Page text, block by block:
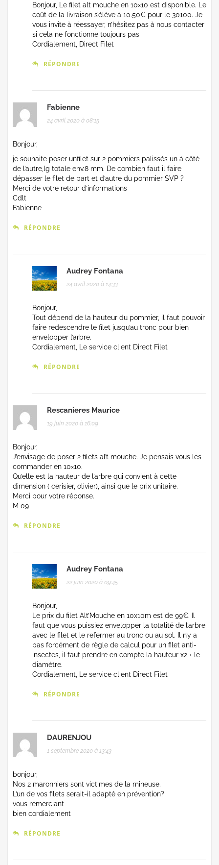
Bonjour, Le filet alt mouche en 10×10 est disponible. Le
coût de la livraison s’élève à 10.50€ pour le 30100. Je
vous invite à réessayer, n’hésitez pas à nous contacter
si cela ne fonctionne toujours pas
Cordialement, Direct Filet
RÉPONDRE
Fabienne
24 avril 2020 à 08:15
Bonjour,
je souhaite poser unfilet sur 2 pommiers palissés un à côté
de l’autre,lg totale env.8 mm. De combien faut il faire
dépasser le filet de part et d’autre du pommier SVP ?
Merci de votre retour d’informations
Cdlt
Fabienne
RÉPONDRE
Audrey Fontana
24 avril 2020 à 14:33
Bonjour,
Tout dépend de la hauteur du pommier, il faut pouvoir
faire redescendre le filet jusqu’au tronc pour bien
envelopper l’arbre.
Cordialement, Le service client Direct Filet
RÉPONDRE
Rescanieres Maurice
19 juin 2020 à 16:09
Bonjour,
J’envisage de poser 2 filets al’t mouche. Je pensais vous les
commander en 10×10.
Qu’elle est la hauteur de l’arbre qui convient à cette
dimension ( cerisier, olivier), ainsi que le prix unitaire.
Merci pour votre réponse.
M 09
RÉPONDRE
Audrey Fontana
22 juin 2020 à 09:45
Bonjour,
Le prix du filet Alt’Mouche en 10x10m est de 99€. Il
faut que vous puissiez envelopper la totalité de l’arbre
avec le filet et le refermer au tronc ou au sol. Il n’y a
pas forcément de règle de calcul pour un filet anti-
insectes, il faut prendre en compte la hauteur x2 + le
diamètre.
Cordialement, Le service client Direct Filet
RÉPONDRE
DAURENJOU
1 septembre 2020 à 13:43
bonjour,
Nos 2 maronniers sont victimes de la mineuse.
L’un de vos filets serait-il adapté en prévention?
vous remerciant
bien cordialement
RÉPONDRE